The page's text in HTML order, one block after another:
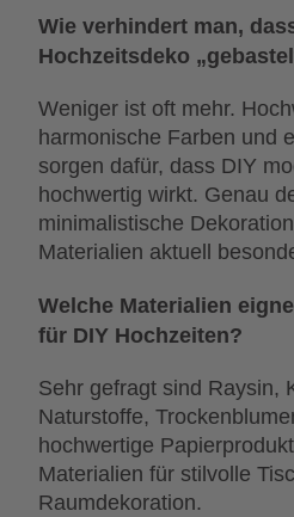
Wie verhindert man,
Hochzeitsdeko
Weniger ist oft mehr.
harmonische Farben und
sorgen dafür, dass DIY
hochwertig wirkt. Genau
minimalistische
Materialien aktuell
Welche Materialien
für DIY Hochzeiten?
Sehr gefragt sind Raysin,
Naturstoffe,
hochwertige
Materialien für stilvolle
Raumdekoration.